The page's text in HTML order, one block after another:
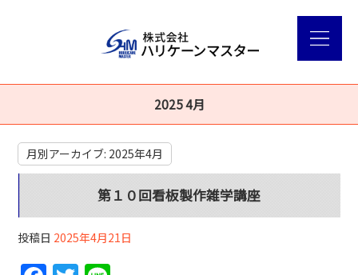
2025 4月
月別アーカイブ: 2025年4月
第１０回看板製作雑学講座
投稿日 2025年4月21日